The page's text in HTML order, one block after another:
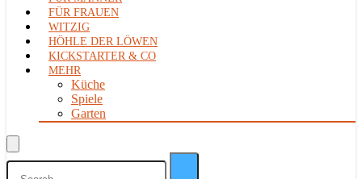
FÜR FRAUEN
WITZIG
HÖHLE DER LÖWEN
KICKSTARTER & CO
MEHR
Küche
Spiele
Garten